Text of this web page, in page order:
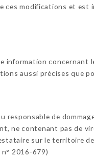
ces modifications et
information concernant
aussi précises que
de
ne contenant pas de
sur le territoire
2016-679)